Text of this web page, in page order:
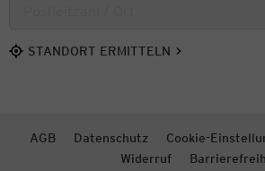
STANDORT ERMITTELN
AGB Datenschutz Cookie-
Widerruf